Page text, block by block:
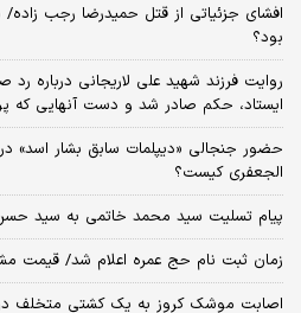
افشای جزئیاتی از قتل حمیدرضا رجب
بود؟
روایت فرزند شهید علی لاریجانی درباره رد
ایستاد، حکم صادر شد و دست آنهایی که
حضور جنجالی «دیپلمات سابق بشار اسد»
الجعفری کیست؟
پیام تسلیت سید محمد خاتمی به سید
زمان ثبت‌ نام حج عمره اعلام شد/
اصابت موشک کروز به یک کشتی متخلف در